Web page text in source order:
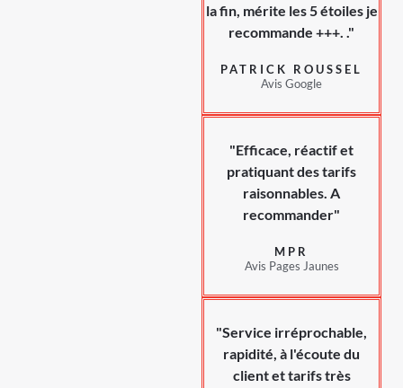
la fin, mérite les 5 étoiles je
recommande +++. ."
PATRICK ROUSSEL
Avis Google
"Efficace, réactif et
pratiquant des tarifs
raisonnables. A
recommander"
MPR
Avis Pages Jaunes
"Service irréprochable,
rapidité, à l'écoute du
client et tarifs très